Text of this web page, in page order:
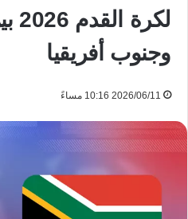
وجنوب أفريقيا
2026/06/11 10:16 مساءً